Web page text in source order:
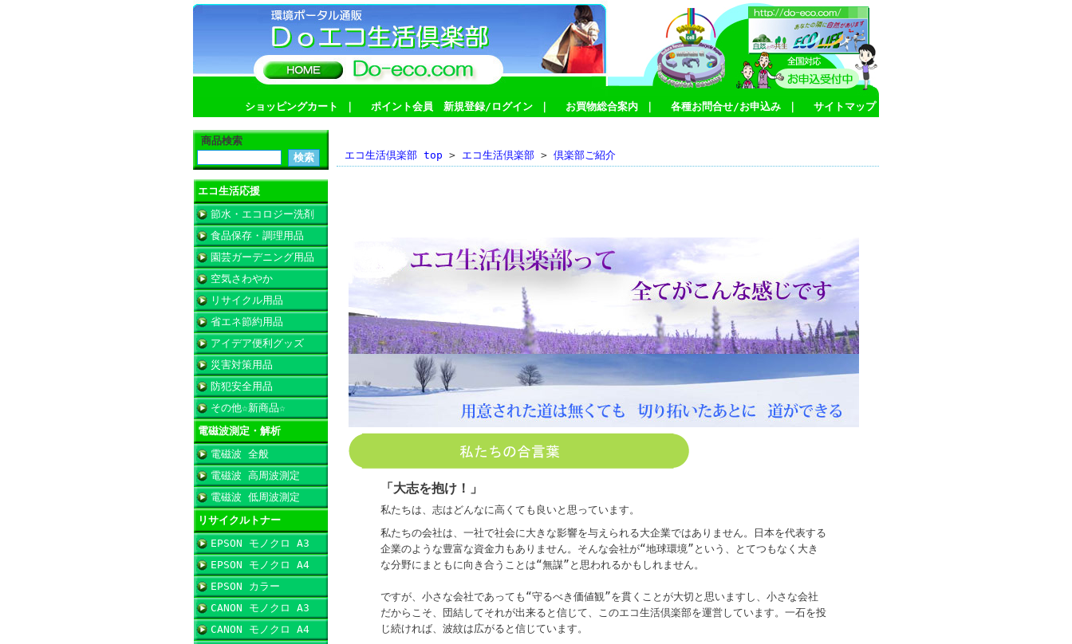
ショッピングカート ポイント会員 新規登録/ログイン お買物総合案内 各種お問合せ/お申込み サイトマップ
商品検索
エコ生活応援
節水・エコロジー洗剤
食品保存・調理用品
園芸ガーデニング用品
空気さわやか
リサイクル用品
省エネ節約用品
アイデア便利グッズ
災害対策用品
防犯安全用品
その他☆新商品☆
電磁波測定・解析
電磁波 全般
電磁波 高周波測定
電磁波 低周波測定
リサイクルトナー
EPSON モノクロ A3
EPSON モノクロ A4
EPSON カラー
CANON モノクロ A3
CANON モノクロ A4
エコ生活倶楽部 top > エコ生活倶楽部 > 倶楽部ご紹介
「大志を抱け！」
私たちは、志はどんなに高くても良いと思っています。
私たちの会社は、一社で社会に大きな影響を与えられる大企業ではありません。日本を代表する
企業のような豊富な資金力もありません。そんな会社が“地球環境”という、とてつもなく大き
な分野にまともに向き合うことは“無謀”と思われるかもしれません。
ですが、小さな会社であっても“守るべき価値観”を貫くことが大切と思いますし、小さな会社
だからこそ、団結してそれが出来ると信じて、このエコ生活倶楽部を運営しています。一石を投
じ続ければ、波紋は広がると信じています。